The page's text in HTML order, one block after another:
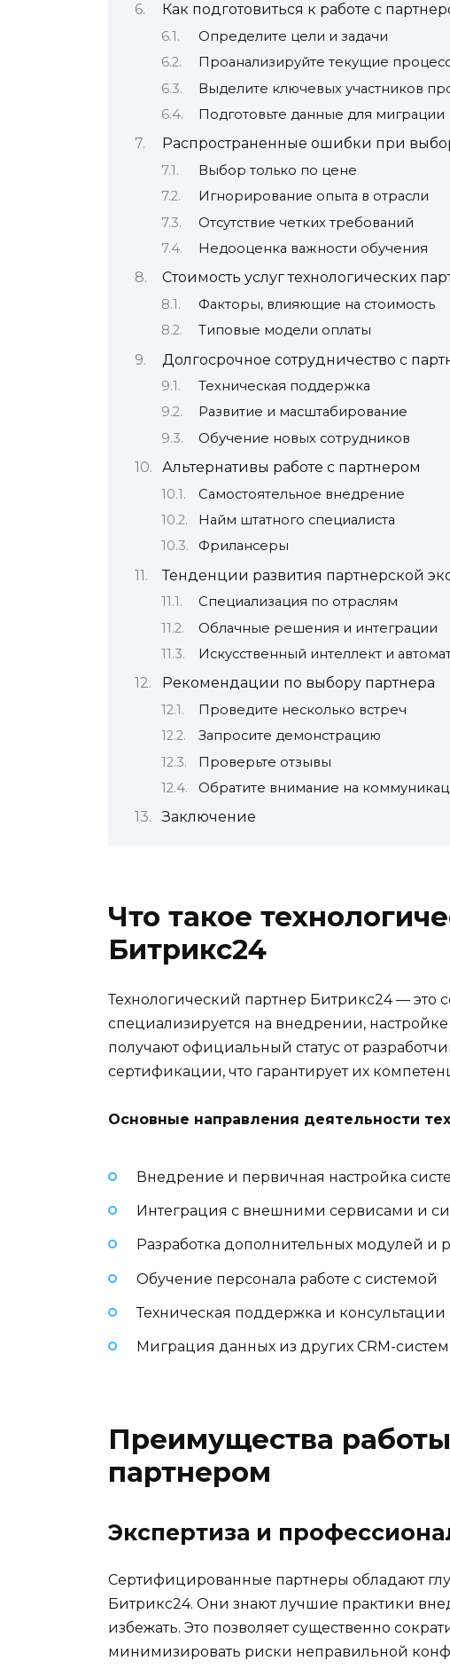
Как подготовиться к работе с
Определите цели и задачи
Проанализируйте текущие
Выделите ключевых участников
Подготовьте данные для миграции
Распространенные ошибки при
Выбор только по цене
Игнорирование опыта в отрасли
Отсутствие четких требований
Недооценка важности обучения
Стоимость услуг технологических
Факторы, влияющие на стоимость
Типовые модели оплаты
Долгосрочное сотрудничество с
Техническая поддержка
Развитие и масштабирование
Обучение новых сотрудников
Альтернативы работе с партнером
Самостоятельное внедрение
Найм штатного специалиста
Фрилансеры
Тенденции развития партнерской
Специализация по отраслям
Облачные решения и интеграции
Искусственный интеллект и
Рекомендации по выбору партнера
Проведите несколько встреч
Запросите демонстрацию
Проверьте отзывы
Обратите внимание на
Заключение
Что такое
Битрикс24
Технологический партнер Битрикс24 — это
специализируется на внедрении,
получают официальный статус от
сертификации, что гарантирует их
Основные направления деятельности
Внедрение и первичная настройка
Интеграция с внешними сервисами и
Разработка дополнительных модулей и
Обучение персонала работе с системой
Техническая поддержка и консультации
Миграция данных из других CRM-систем
Преимущества
партнером
Экспертиза и
Сертифицированные партнеры обладают
Битрикс24. Они знают лучшие практики
избежать. Это позволяет существенно
минимизировать риски неправильной